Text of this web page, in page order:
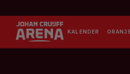
KALENDER